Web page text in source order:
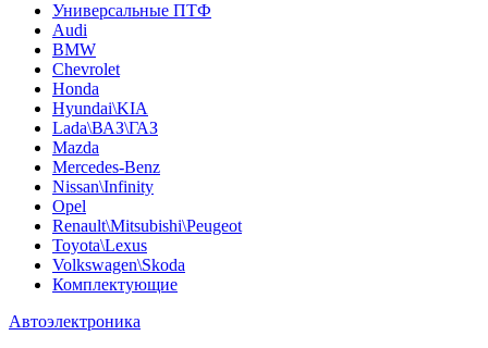
Универсальные ПТФ
Audi
BMW
Chevrolet
Honda
Hyundai\KIA
Lada\ВАЗ\ГАЗ
Mazda
Mercedes-Benz
Nissan\Infinity
Opel
Renault\Mitsubishi\Peugeot
Toyota\Lexus
Volkswagen\Skoda
Комплектующие
Автоэлектроника